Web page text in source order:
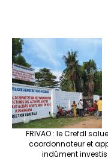
FRIVAO : le Crefdl
coordonnateur et
indûment